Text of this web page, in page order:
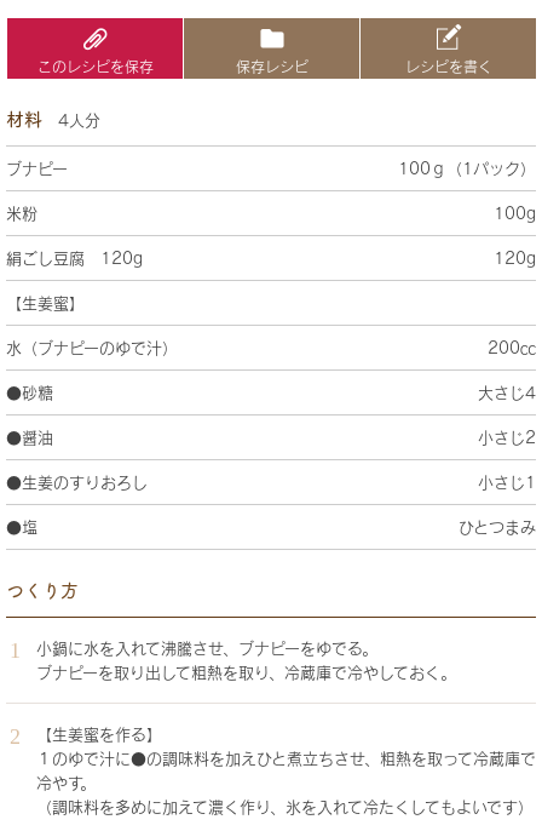
このレシピを保存 保存レシピ レシピを書く
材料 4人分
ブナピー 100ｇ（1パック）
米粉 100g
絹ごし豆腐 120g 120g
【生姜蜜】
水（ブナピーのゆで汁） 200㏄
●砂糖 大さじ4
●醤油 小さじ2
●生姜のすりおろし 小さじ1
●塩 ひとつまみ
つくり方
小鍋に水を入れて沸騰させ、ブナピーをゆでる。
ブナピーを取り出して粗熱を取り、冷蔵庫で冷やしておく。
【生姜蜜を作る】
１のゆで汁に●の調味料を加えひと煮立ちさせ、粗熱を取って冷蔵庫で
冷やす。
（調味料を多めに加えて濃く作り、氷を入れて冷たくしてもよいです）